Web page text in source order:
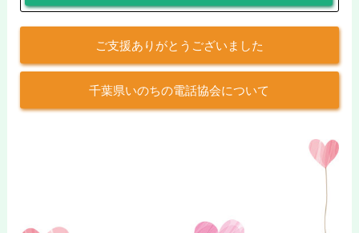
ご支援ありがとうございました
千葉県いのちの電話協会について